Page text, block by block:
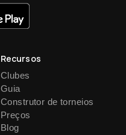
Recursos
Clubes
Guia
Construtor de torneios
Preços
Blog